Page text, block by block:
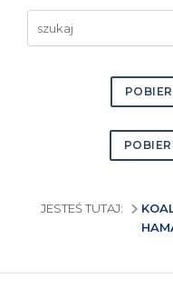
MEDIA
JESTEŚ TUTAJ: